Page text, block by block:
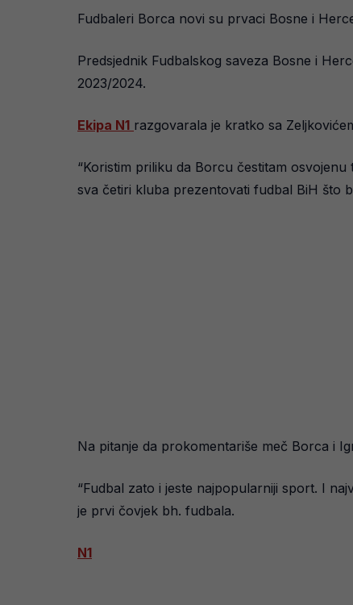
Fudbaleri Borca novi su prvaci Bosne i
Predsjednik Fudbalskog saveza Bosne i
2023/2024.
Ekipa N1 razgovarala je kratko sa
“Koristim priliku da Borcu čestitam
sva četiri kluba prezentovati fudbal BiH što
Na pitanje da prokomentariše meč Borca i
“Fudbal zato i jeste najpopularniji sport. I
je prvi čovjek bh. fudbala.
N1